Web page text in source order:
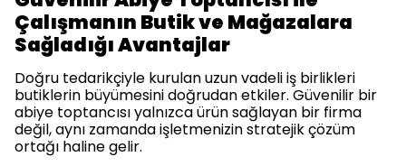
Çalışmanın Butik ve Mağazalara
Sağladığı Avantajlar
Doğru tedarikçiyle kurulan uzun vadeli iş birlikleri
butiklerin büyümesini doğrudan etkiler. Güvenilir bir
abiye toptancısı yalnızca ürün sağlayan bir firma
değil, aynı zamanda işletmenizin stratejik çözüm
ortağı haline gelir.